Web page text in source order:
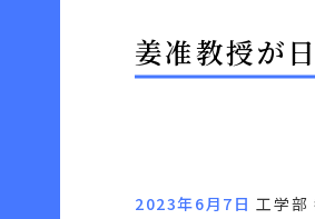
姜准教授が
2023年6月7日 工学部